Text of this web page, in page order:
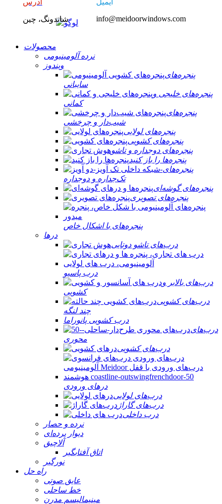
آدرس
شاندونگ، چین
ایمیل
info@meidoorwindows.com
محصولات
نرده آلومینیومی
ویندوز
پنجره‌های
سایبانی
پنجره‌های خلیجی و
کمانی
پنجره‌های
شیب‌دار و چرخشی
پنجره‌های لولایی
پنجره‌های کشویی
پنجره‌های دوجداره و تاشو
پنجره‌ها را باز کنید
پنجره‌های
تک‌جداره و دوجداره
پنجره‌های گوشه‌ای
پنجره‌های تصویری
پنجره‌های با اشکال خاص
درها
درب‌های تاشو دوتایی
درب پاسیو
درب‌های بالابر و
کشویی
درب‌های کشویی
چند لنگه
درب کشویی پانوراما
درب‌های
محوری
درب‌های کشویی
درهای ورودی
درب‌های لولایی
درب‌های گاراژ
درب داخلی
نرده و حصار
دیوار پرده‌ای
آلاچیق
اتاق آفتابگیر
نورگیر
راه حل
عایق صوتی
خط ساحلی
مینیمالیسم مدرن